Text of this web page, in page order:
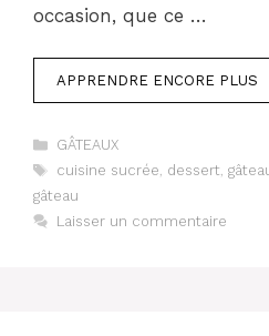
occasion, que ce …
APPRENDRE ENCORE PLUS
Catégories
GÂTEAUX
Étiquettes
cuisine sucrée, dessert,
gâteau
Laisser un commentaire